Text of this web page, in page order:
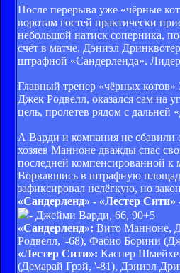
После перерыва уже «чёрные
воротам гостей практически
небольшой натиск соперника,
счёт в матче. Дэниэл
штрафной «Сандерленда». Лидер
Главный тренер «чёрных
Джек Родвелл, оказался сам на
цель, пролетев рядом с дальней
А Варди и компания не сбавили
хозяев Манноне дважды спас
последней компенсированной к
Ворвавшись в штрафную
зафиксировал нелёгкую, но
«Сандерленд» - «Лестер Сити»
- Джейми Варди, 66, 90+5
«Сандерленд»: Вито Манноне,
Родвелл, '-68), Фабио Борини
«Лестер Сити»: Каспер
(Демарай Грэй, '-81), Дэниэл